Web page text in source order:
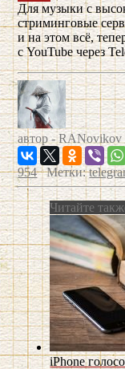
Для музыки с
стриминговые
и на этом всё,
с YouTube через
автор -RANovikov
954 Метки:
Читайте
iPhone